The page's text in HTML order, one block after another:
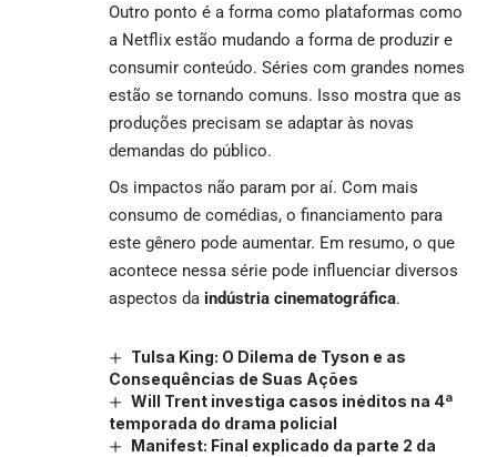
Outro ponto é a forma como plataformas como
a Netflix estão mudando a forma de produzir e
consumir conteúdo. Séries com grandes nomes
estão se tornando comuns. Isso mostra que as
produções precisam se adaptar às novas
demandas do público.
Os impactos não param por aí. Com mais
consumo de comédias, o financiamento para
este gênero pode aumentar. Em resumo, o que
acontece nessa série pode influenciar diversos
aspectos da indústria cinematográfica.
Tulsa King: O Dilema de Tyson e as
Consequências de Suas Ações
Will Trent investiga casos inéditos na 4ª
temporada do drama policial
Manifest: Final explicado da parte 2 da